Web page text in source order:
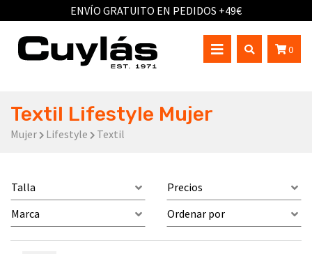
ENVÍO GRATUITO EN PEDIDOS +49€
0
Textil Lifestyle Mujer
Mujer Lifestyle Textil
Talla
Precios
Marca
Ordenar por